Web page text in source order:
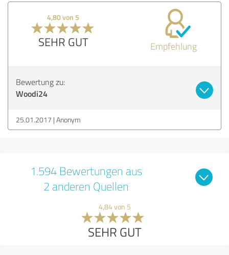
4,80 von 5
SEHR GUT Empfehlung
Bewertung zu:
Woodi24
25.01.2017 Anonym
1.594 Bewertungen aus
2 anderen Quellen
4,84 von 5
SEHR GUT